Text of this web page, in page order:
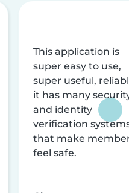
This application is
super easy to use,
super useful,
it has many
and identity
verification
that make
feel safe.